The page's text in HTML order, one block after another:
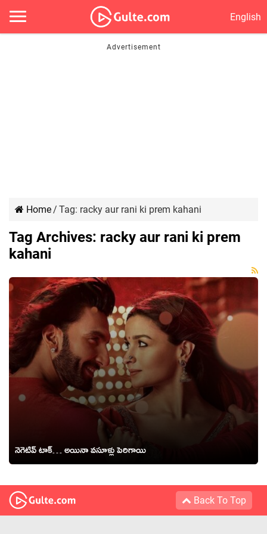
English
Home/ Tag: racky aur rani ki prem kahani
Tag Archives: racky aur rani ki prem
kahani
నెగెటివ్ టాక్‌… అయినా వసూళ్లు పెరిగాయి
Back To Top